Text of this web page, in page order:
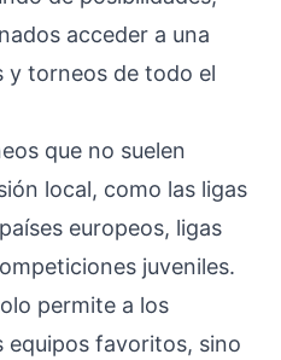
acceder a una
y torneos de todo el
que no suelen
local, como las ligas
europeos, ligas
juveniles.
permite a los
equipos favoritos, sino